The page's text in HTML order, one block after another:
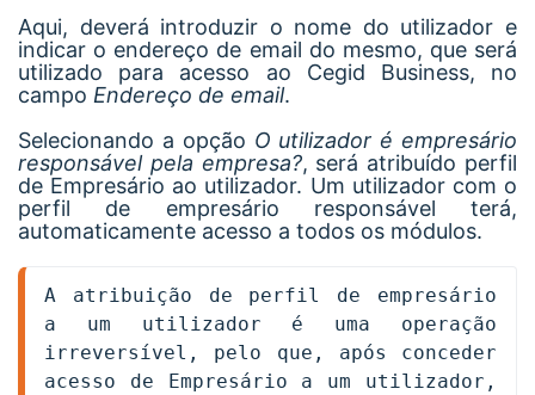
Aqui, deverá introduzir o nome do utilizador e
indicar o endereço de email do mesmo, que será
utilizado para acesso ao Cegid Business, no
campo Endereço de email.
Selecionando a opção O utilizador é empresário
responsável pela empresa?, será atribuído perfil
de Empresário ao utilizador. Um utilizador com o
perfil de empresário responsável terá,
automaticamente acesso a todos os módulos.
A atribuição de perfil de empresário
a um utilizador é uma operação
irreversível, pelo que, após conceder
acesso de Empresário a um utilizador,